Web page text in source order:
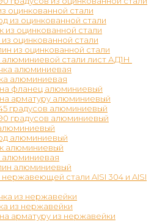
оцинкованной стали
из оцинкованной стали
из оцинкованной стали
оцинкованной стали
из оцинкованной стали
стали лист АД1Н
алюминиевая
алюминиевая
фланец алюминиевый
арматуру алюминиевый
градусов алюминиевый
градусов алюминиевый
алюминиевый
алюминиевый
алюминиевая
алюминиевый
стали AISI 304 и AISI
из нержавейки
из нержавейки
арматуру из нержавейки